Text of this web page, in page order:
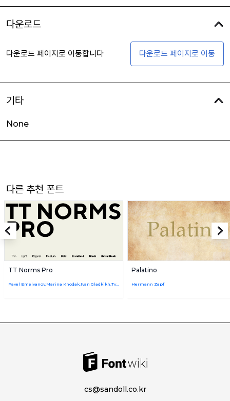
다운로드
다운로드 페이지로 이동합니다 다운로드 페이지로 이동
기타
None
다른 추천 폰트
TT Norms Pro
Pavel Emelyanov,Marina Khodak,Ivan Gladkikh,TypeType Team
Palatino
Hermann Zapf
cs@sandoll.co.kr